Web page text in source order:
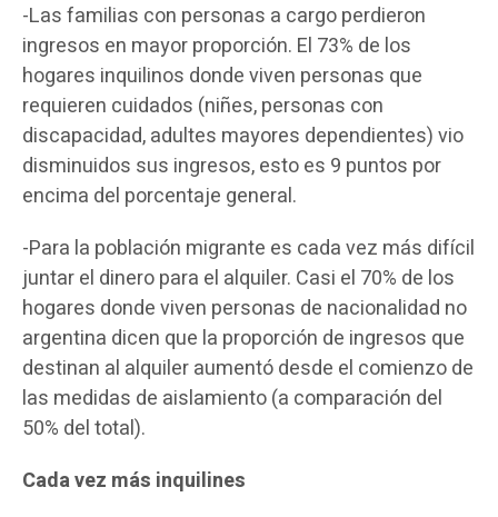
-Las familias con personas a cargo perdieron
ingresos en mayor proporción. El 73% de los
hogares inquilinos donde viven personas que
requieren cuidados (niñes, personas con
discapacidad, adultes mayores dependientes) vio
disminuidos sus ingresos, esto es 9 puntos por
encima del porcentaje general.
-Para la población migrante es cada vez más difícil
juntar el dinero para el alquiler. Casi el 70% de los
hogares donde viven personas de nacionalidad no
argentina dicen que la proporción de ingresos que
destinan al alquiler aumentó desde el comienzo de
las medidas de aislamiento (a comparación del
50% del total).
Cada vez más inquilines